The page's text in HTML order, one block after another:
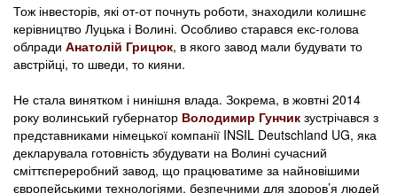
Тож інвесторів, які от-от почнуть роботи, знаходили колишнє
керівництво Луцька і Волині. Особливо старався екс-голова
облради Анатолій Грицюк, в якого завод мали будувати то
австрійці, то шведи, то кияни.
Не стала винятком і нинішня влада. Зокрема, в жовтні 2014
року волинський губернатор Володимир Гунчик зустрічався з
представниками німецької компанії INSIL Deutschland UG, яка
декларувала готовність збудувати на Волині сучасний
сміттєпереробний завод, що працюватиме за найновішими
європейськими технологіями, безпечними для здоров’я людей